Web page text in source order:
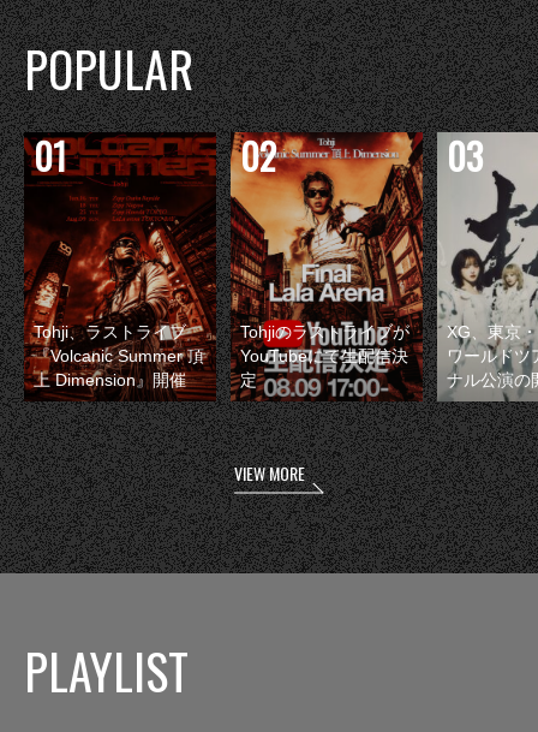
POPULAR
Tohji、ラストライブ
『Volcanic Summer 頂
上 Dimension』開催
Tohjiのラストライブが
YouTubeにて生配信決
定
XG、東京
ワールドツ
ナル公演の
VIEW MORE
PLAYLIST